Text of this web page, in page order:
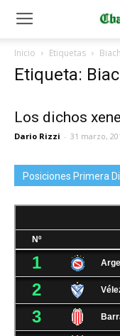
Inicio Etiquetas
Etiqueta:
Los dichos
Dario Rizzi - 31 marzo,
Posiciones Primera